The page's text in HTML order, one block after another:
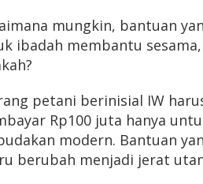
mungkin, bantuan
ibadah membantu
petani berinisial IW
Rp100 juta hanya
modern. Bantuan
berubah menjadi jerat